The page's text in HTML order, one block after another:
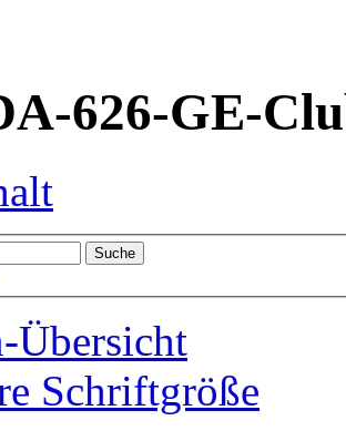
626-GE-
Übersicht
Schriftgröße